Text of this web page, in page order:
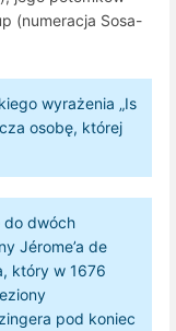
(numeracja Sosa-
wyrażenia „Is
osobę, której
do dwóch
Jérome’a de
który w 1676
pod koniec